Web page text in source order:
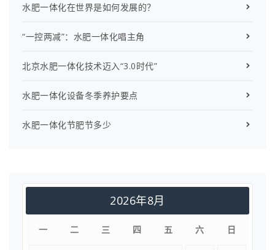
水肥一体化在世界是如何发展的？
“一控两减”：水肥一体化唱主角
北京水肥一体化技术迈入“3.0时代”
水肥一体化设备冬季养护要点
水肥一体化节肥节多少
2026年8月
一 二 三 四 五 六 日